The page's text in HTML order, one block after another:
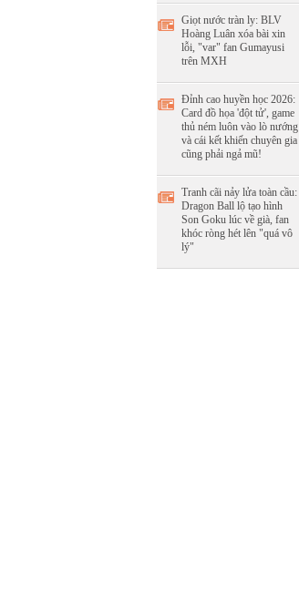
Giọt nước tràn ly: BLV
Hoàng Luân xóa bài xin
lỗi, "var" fan Gumayusi
trên MXH
Đỉnh cao huyền học 2026:
Card đồ họa 'đột tử', game
thủ ném luôn vào lò nướng
và cái kết khiến chuyên gia
cũng phải ngả mũ!
Tranh cãi nảy lửa toàn cầu:
Dragon Ball lộ tạo hình
Son Goku lúc về già, fan
khóc ròng hét lên "quá vô
lý"